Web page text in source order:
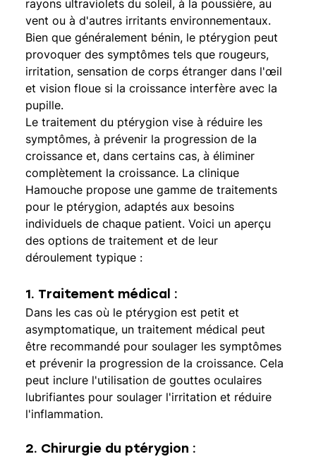
rayons ultraviolets du soleil, à la poussière, au
vent ou à d'autres irritants environnementaux.
Bien que généralement bénin, le ptérygion peut
provoquer des symptômes tels que rougeurs,
irritation, sensation de corps étranger dans l'œil
et vision floue si la croissance interfère avec la
pupille.
Le traitement du ptérygion vise à réduire les
symptômes, à prévenir la progression de la
croissance et, dans certains cas, à éliminer
complètement la croissance. La clinique
Hamouche propose une gamme de traitements
pour le ptérygion, adaptés aux besoins
individuels de chaque patient. Voici un aperçu
des options de traitement et de leur
déroulement typique :
1. Traitement médical :
Dans les cas où le ptérygion est petit et
asymptomatique, un traitement médical peut
être recommandé pour soulager les symptômes
et prévenir la progression de la croissance. Cela
peut inclure l'utilisation de gouttes oculaires
lubrifiantes pour soulager l'irritation et réduire
l'inflammation.
2. Chirurgie du ptérygion :